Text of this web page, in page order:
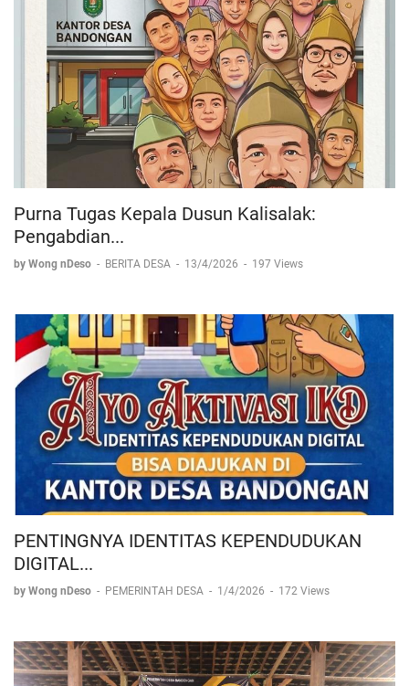
Purna Tugas Kepala Dusun Kalisalak:
Pengabdian...
by Wong nDeso - BERITA DESA - 13/4/2026 - 197 Views
PENTINGNYA IDENTITAS KEPENDUDUKAN
DIGITAL...
by Wong nDeso - PEMERINTAH DESA - 1/4/2026 - 172 Views